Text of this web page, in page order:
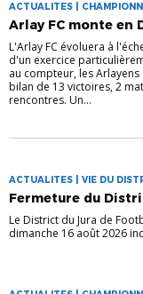
ACTUALITES |
Arlay FC monte en
L'Arlay FC évoluera à
d'un exercice
au compteur, les
bilan de 13 victoires, 2
rencontres. Un...
ACTUALITES | VIE DU
Fermeture du
Le District du Jura de
dimanche 16 août 2026